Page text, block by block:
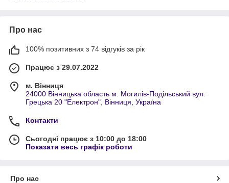
Про нас
100% позитивних з 74 відгуків за рік
Працює з 29.07.2022
м. Вінниця
24000 Вінницька область м. Могилів-Подільський вул.
Грецька 20 "Електрон", Вінниця, Україна
Контакти
Сьогодні працює з 10:00 до 18:00
Показати весь графік роботи
Про нас